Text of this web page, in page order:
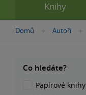
Nacházíte
Domů »Autoři
Co hledáte?
Papírové knihy
Knihy